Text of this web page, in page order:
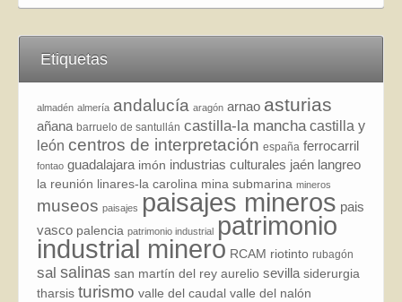
Etiquetas
almadén almería andalucía aragón arnao asturias
añana barruelo de santullán castilla-la mancha castilla y
león centros de interpretación españa ferrocarril
fontao guadalajara imón industrias culturales jaén langreo
la reunión linares-la carolina mina submarina mineros
museos paisajes paisajes mineros pais
vasco palencia patrimonio industrial patrimonio
industrial minero RCAM riotinto rubagón
sal salinas san martín del rey aurelio sevilla siderurgia
tharsis turismo valle del caudal valle del nalón